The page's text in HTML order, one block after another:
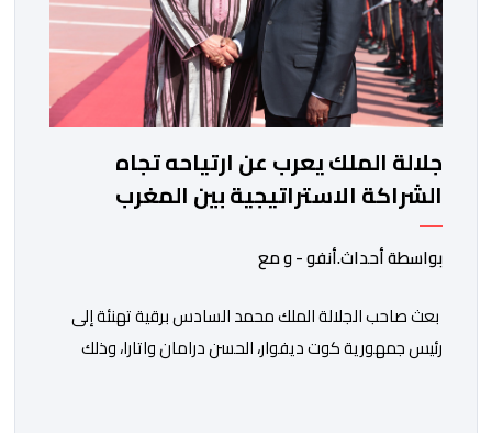
جلالة الملك يعرب عن ارتياحه تجاه
الشراكة الاستراتيجية بين المغرب
والكوت ديفوار
بواسطة أحداث.أنفو - و مع
بعث صاحب الجلالة الملك محمد السادس برقية تهنئة إلى
رئيس جمهورية كوت ديفوار، الحسن درامان واتارا، وذلك